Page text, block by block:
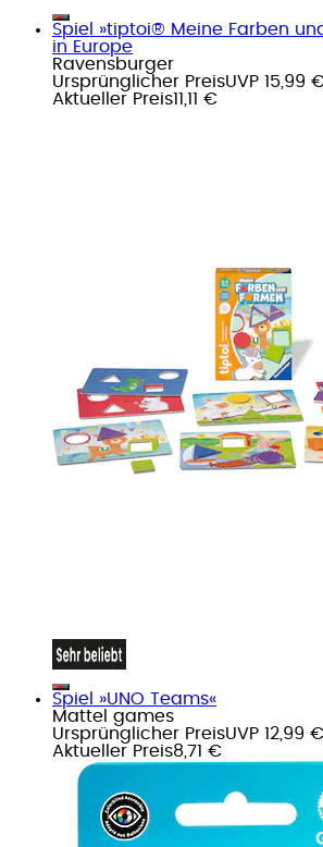
Spiel »tiptoi® Meine Farben
in Europe
Ravensburger
Ursprünglicher PreisUVP 15,99
Aktueller Preis11,11 €
Spiel »UNO Teams«
Mattel games
Ursprünglicher PreisUVP 12,99 €
Aktueller Preis8,71 €